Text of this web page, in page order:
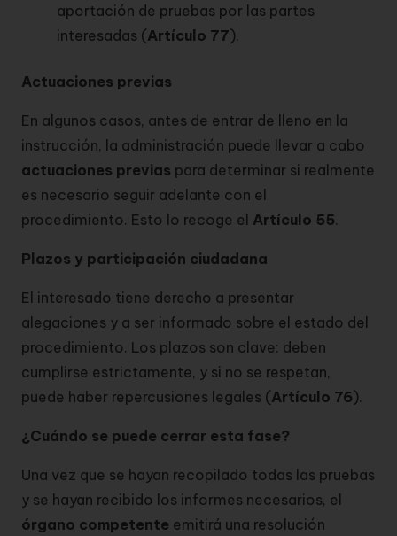
aportación de pruebas por las partes
interesadas (Artículo 77).
Actuaciones previas
En algunos casos, antes de entrar de lleno en la
instrucción, la administración puede llevar a cabo
actuaciones previas para determinar si realmente
es necesario seguir adelante con el
procedimiento. Esto lo recoge el Artículo 55.
Plazos y participación ciudadana
El interesado tiene derecho a presentar
alegaciones y a ser informado sobre el estado del
procedimiento. Los plazos son clave: deben
cumplirse estrictamente, y si no se respetan,
puede haber repercusiones legales (Artículo 76).
¿Cuándo se puede cerrar esta fase?
Una vez que se hayan recopilado todas las pruebas
y se hayan recibido los informes necesarios, el
órgano competente emitirá una resolución